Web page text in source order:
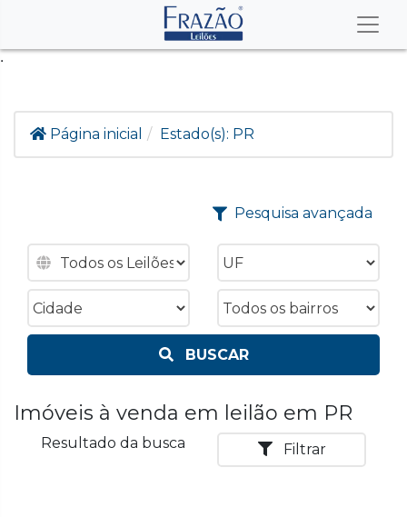
.
Página inicial Estado(s): PR
Pesquisa avançada
BUSCAR
Imóveis à venda em leilão em PR
Resultado da busca Filtrar